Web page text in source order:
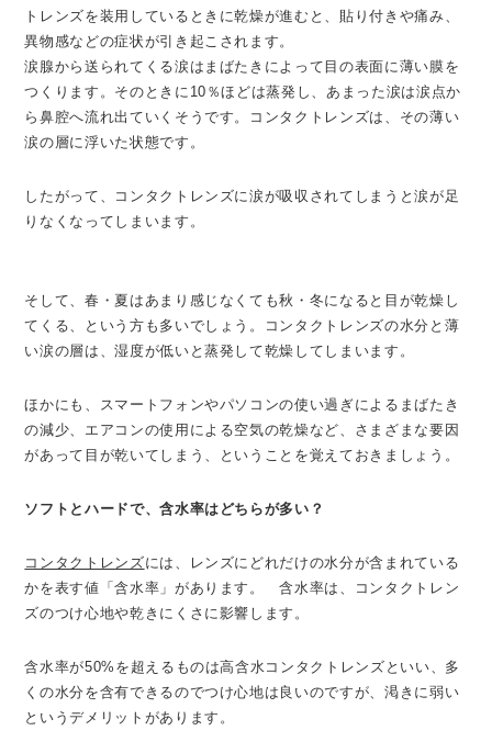
トレンズを装用しているときに乾燥が進むと、貼り付きや痛み、
異物感などの症状が引き起こされます。
涙腺から送られてくる涙はまばたきによって目の表面に薄い膜を
つくります。そのときに10％ほどは蒸発し、あまった涙は涙点か
ら鼻腔へ流れ出ていくそうです。コンタクトレンズは、その薄い
涙の層に浮いた状態です。
したがって、コンタクトレンズに涙が吸収されてしまうと涙が足
りなくなってしまいます。
そして、春・夏はあまり感じなくても秋・冬になると目が乾燥し
てくる、という方も多いでしょう。コンタクトレンズの水分と薄
い涙の層は、湿度が低いと蒸発して乾燥してしまいます。
ほかにも、スマートフォンやパソコンの使い過ぎによるまばたき
の減少、エアコンの使用による空気の乾燥など、さまざまな要因
があって目が乾いてしまう、ということを覚えておきましょう。
ソフトとハードで、含水率はどちらが多い？
コンタクトレンズには、レンズにどれだけの水分が含まれている
かを表す値「含水率」があります。 含水率は、コンタクトレン
ズのつけ心地や乾きにくさに影響します。
含水率が50%を超えるものは高含水コンタクトレンズといい、多
くの水分を含有できるのでつけ心地は良いのですが、渇きに弱い
というデメリットがあります。